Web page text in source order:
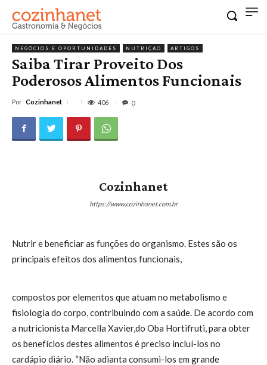
NEGÓCIOS E OPORTUNIDADES NUTRIÇÃO ARTIGOS
Saiba Tirar Proveito Dos
Poderosos Alimentos Funcionais
Por Cozinhanet 406 0
Cozinhanet
https://www.cozinhanet.com.br
Nutrir e beneficiar as funções do organismo. Estes são os
principais efeitos dos alimentos funcionais,
compostos por elementos que atuam no metabolismo e
fisiologia do corpo, contribuindo com a saúde. De acordo com
a nutricionista Marcella Xavier,do Oba Hortifruti, para obter
os benefícios destes alimentos é preciso incluí-los no
cardápio diário. “Não adianta consumi-los em grande